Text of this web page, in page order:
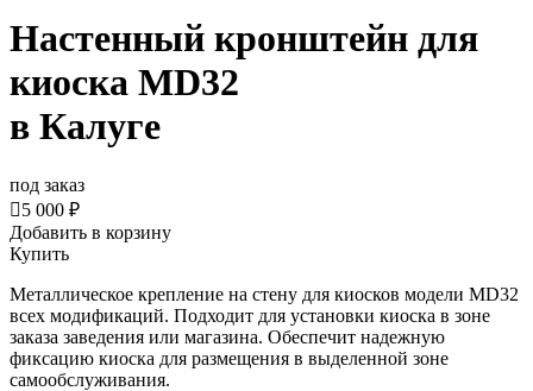
Настенный кронштейн для
киоска MD32
в Калуге
под заказ
5 000 ₽
Добавить в корзину
Купить
Металлическое крепление на стену для киосков модели MD32
всех модификаций. Подходит для установки киоска в зоне
заказа заведения или магазина. Обеспечит надежную
фиксацию киоска для размещения в выделенной зоне
самообслуживания.